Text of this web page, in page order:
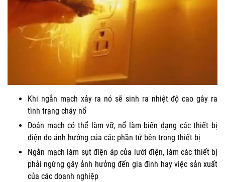
Khi ngắn mạch xảy ra nó sẽ sinh ra nhiệt độ cao gây ra
tình trạng cháy nổ
Đoản mạch có thể làm vỡ, nổ làm biến dạng các thiết bị
điện do ảnh hưởng của các phần tử bên trong thiết bị
Ngắn mạch làm sụt điện áp của lưới điện, làm các thiết bị
phải ngừng gây ảnh hưởng đến gia đình hay việc sản xuất
của các doanh nghiệp